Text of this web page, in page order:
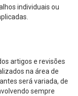
individuais ou
artigos e revisões
na área de
será variada, de
sempre